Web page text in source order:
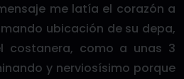
me latía el corazón a
ubicación de su depa,
costanera, como a unas 3
y nerviosísimo porque